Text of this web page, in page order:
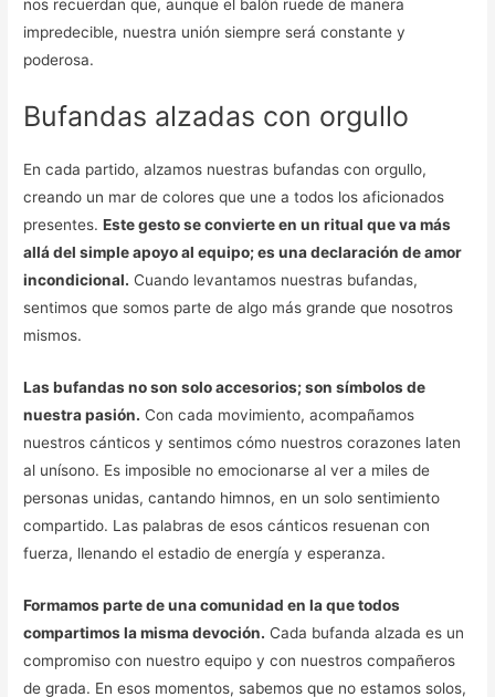
nos recuerdan que, aunque el balón ruede de manera
impredecible, nuestra unión siempre será constante y
poderosa.
Bufandas alzadas con orgullo
En cada partido, alzamos nuestras bufandas con orgullo,
creando un mar de colores que une a todos los aficionados
presentes.Este gesto se convierte en un ritual que va más
allá del simple apoyo al equipo; es una declaración de amor
incondicional. Cuando levantamos nuestras bufandas,
sentimos que somos parte de algo más grande que nosotros
mismos.
Las bufandas no son solo accesorios; son símbolos de
nuestra pasión. Con cada movimiento, acompañamos
nuestros cánticos y sentimos cómo nuestros corazones laten
al unísono. Es imposible no emocionarse al ver a miles de
personas unidas, cantando himnos, en un solo sentimiento
compartido. Las palabras de esos cánticos resuenan con
fuerza, llenando el estadio de energía y esperanza.
Formamos parte de una comunidad en la que todos
compartimos la misma devoción. Cada bufanda alzada es un
compromiso con nuestro equipo y con nuestros compañeros
de grada. En esos momentos, sabemos que no estamos solos,